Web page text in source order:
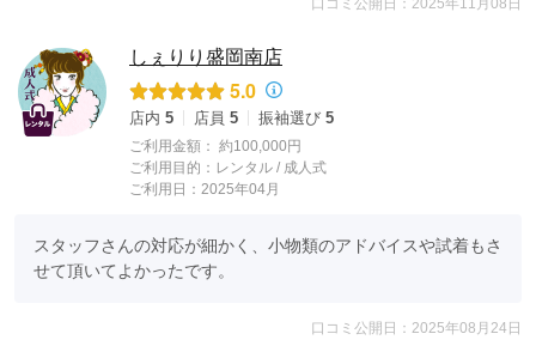
口コミ公開日：2025年11月08日
しぇりり盛岡南店
5.0
店内 5 店員 5 振袖選び 5
ご利用金額： 約100,000円
ご利用目的： レンタル / 成人式
ご利用日：2025年04月
スタッフさんの対応が細かく、小物類のアドバイスや試着もさ
せて頂いてよかったです。
口コミ公開日：2025年08月24日